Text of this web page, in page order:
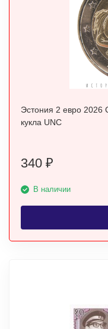
Эстония 2 евро
кукла UNC
340 ₽
В наличии